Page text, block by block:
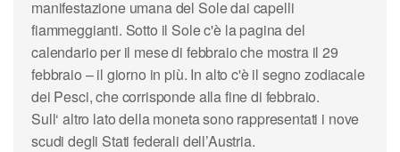
manifestazione umana del Sole dai capelli
fiammeggianti. Sotto il Sole c'è la pagina del
calendario per il mese di febbraio che mostra il 29
febbraio – il giorno in più. In alto c'è il segno zodiacale
dei Pesci, che corrisponde alla fine di febbraio.
Sull‘ altro lato della moneta sono rappresentati i nove
scudi degli Stati federali dell’Austria.